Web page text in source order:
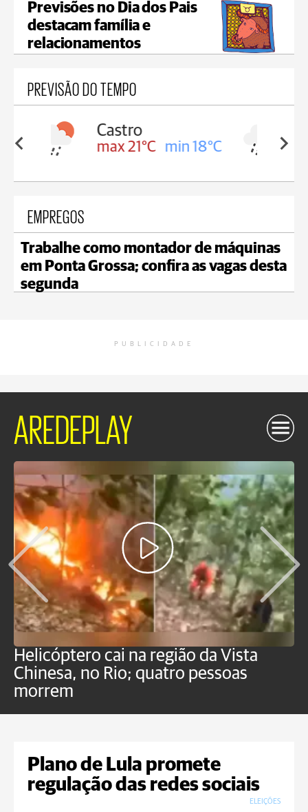
Previsões no Dia dos Pais
destacam família e
relacionamentos
PREVISÃO DO TEMPO
18°C
Carambeí
max 20°C min 18°C
EMPREGOS
Trabalhe como montador de máquinas
em Ponta Grossa; confira as vagas desta
segunda
PUBLICIDADE
AREDEPLAY
Helicóptero cai na região da Vista
Chinesa, no Rio; quatro pessoas
morrem
Plano de Lula promete
regulação das redes sociais
ELEIÇÕES